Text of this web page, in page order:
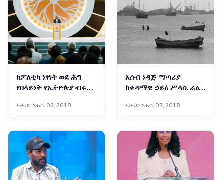
ከፖለቲካ ነፃነት ወደ ሕግ
የበላይነት የኢትዮጵያ ብሩህ
ምዕራፍ
እሑድ ነሐሴ 03, 2018
አሰብ ነዳጅ ማጣሪያ
ከቀዳማዊ ኃይለ ሥላሴ ራዕይ
አሳዛኝ የታሪክ ምዕራፍ
እሑድ ነሐሴ 03, 2018